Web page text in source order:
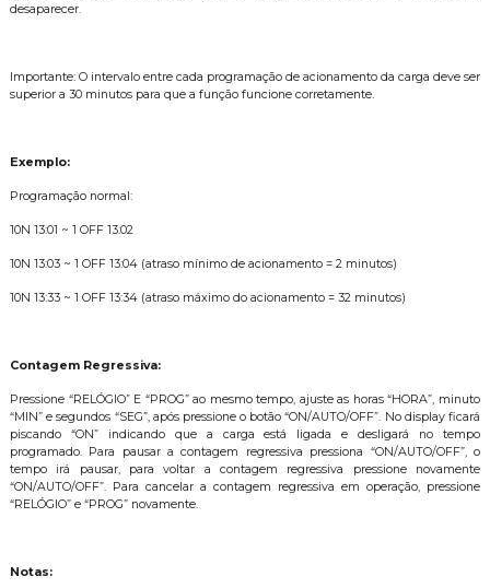
desaparecer.
Importante: O intervalo entre cada programação de acionamento da carga deve ser
superior a 30 minutos para que a função funcione corretamente.
Exemplo:
Programação normal:
10N 13:01 ~ 1 OFF 13:02
10N 13:03 ~ 1 OFF 13:04 (atraso mínimo de acionamento = 2 minutos)
10N 13:33 ~ 1 OFF 13:34 (atraso máximo do acionamento = 32 minutos)
Contagem Regressiva:
Pressione “RELÓGIO” E “PROG” ao mesmo tempo, ajuste as horas “HORA”, minuto
“MIN” e segundos “SEG”, após pressione o botão “ON/AUTO/OFF”. No display ficar
piscando “ON” indicando que a carga está ligada e desligará no tempo
programado. Para pausar a contagem regressiva pressiona “ON/AUTO/OFF”, o
tempo irá pausar, para voltar a contagem regressiva pressione novamente
“ON/AUTO/OFF”. Para cancelar a contagem regressiva em operação, pressione
“RELÓGIO” e “PROG” novamente.
Notas: